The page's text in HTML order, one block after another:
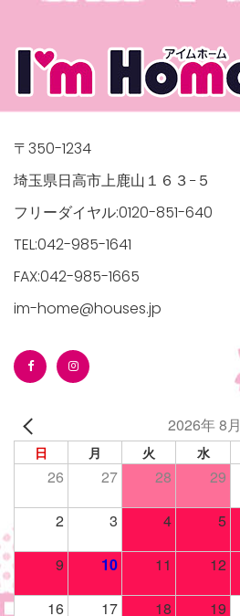
〒350-1234
埼玉県日高市上鹿山１６３−５
フリーダイヤル:0120-851-640
TEL:042-985-1641
FAX:042-985-1665
im-home@houses.jp
2026年 8月
日 月 火 水
26 27 28 29
2 3 4 5
9 10 11 12
16 17 18 19